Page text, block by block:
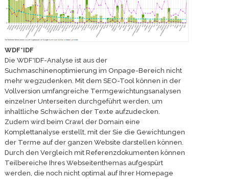
WDF*IDF
Die WDF*IDF-Analyse ist aus der
Suchmaschinenoptimierung im Onpage-Bereich nicht
mehr wegzudenken. Mit dem SEO-Tool können in der
Vollversion umfangreiche Termgewichtungsanalysen
einzelner Unterseiten durchgeführt werden, um
inhaltliche Schwächen der Texte aufzudecken.
Zudem wird beim Crawl der Domain eine
Komplettanalyse erstellt, mit der Sie die Gewichtungen
der Terme auf der ganzen Website darstellen können.
Durch den Vergleich mit Referenzdokumenten können
Teilbereiche Ihres Webseitenthemas aufgespürt
werden, die noch nicht optimal auf Ihrer Homepage